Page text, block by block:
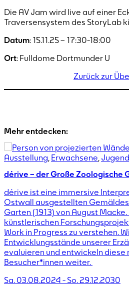
Die AV Jam wird live auf einer
Traversensystem des StoryLab
Datum: 15.11.25 – 17:30-18:00
Ort: Fulldome Dortmunder U
Zurück zur
Mehr entdecken:
Ausstellung Erwachsene
dérive – der Große Zoologische
dérive ist eine immersive
Ostwall ausgestellten
Garten (1913) von August Macke.
künstlerischen
Work in Progress zu verstehen.
Entwicklungsstände unserer
evaluieren und entwickeln diese
Besucher*innen weiter.
Sa. 03.08.2024 - So. 29.12.2030